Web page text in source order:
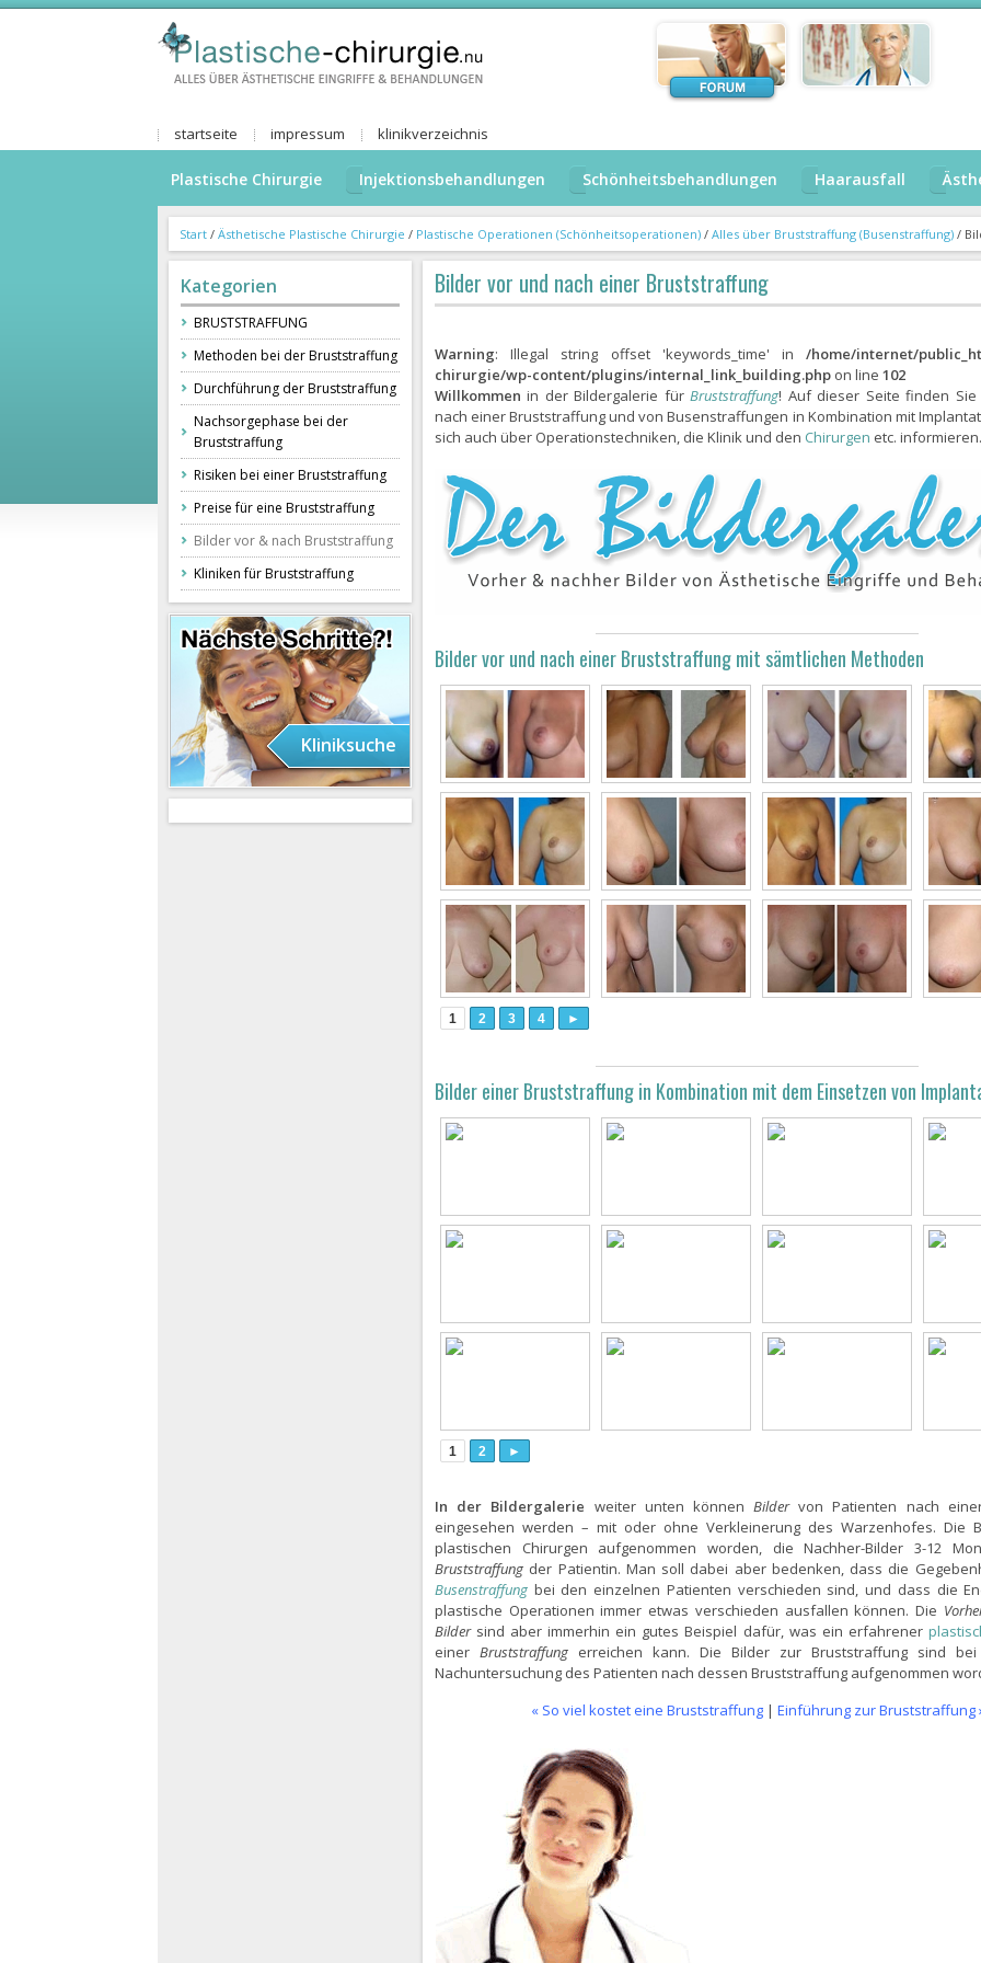
Bilder vor und nach einer Bruststraffung
Warning: Illegal string offset 'keywords_time' in /home/internet/
chirurgie/wp-content/plugins/internal_link_building.php on line 102
Willkommen in der Bildergalerie fürBruststraffung! Auf dieser Seite finden
nach einer Bruststraffung und von Busenstraffungen in Kombination mit
sich auch über Operationstechniken, die Klinik und den Chirurgen etc. informieren.
Bilder vor und nach einer Bruststraffung mit sämtlichen Methoden
1 2 3 4 ►
Bilder einer Bruststraffung in Kombination mit dem Einsetzen von
1 2 ►
In der Bildergalerie weiter unten könnenBildervon Patienten nach
eingesehen werden – mit oder ohne Verkleinerung des Warzenhofes. Die
plastischen Chirurgen aufgenommen worden, die Nachher-Bilder 3-12
Bruststraffung der Patientin. Man soll dabei aber bedenken, dass die
Busenstraffung bei den einzelnen Patienten verschieden sind, und dass die
plastische Operationen immer etwas verschieden ausfallen können. Die
Bildersind aber immerhin ein gutes Beispiel dafür, was ein erfahrener
einer Bruststraffung erreichen kann. Die Bilder zur Bruststraffung sind
Nachuntersuchung des Patienten nach dessen Bruststraffung aufgenommen
« So viel kostet eine Bruststraffung| Einführung zur Bruststraffung
Kategorien
BRUSTSTRAFFUNG
Methoden bei der Bruststraffung
Durchführung der Bruststraffung
Nachsorgephase bei der
Bruststraffung
Risiken bei einer Bruststraffung
Preise für eine Bruststraffung
Bilder vor & nach Bruststraffung
Kliniken für Bruststraffung
Kliniksuche
Start / Ästhetische Plastische Chirurgie / Plastische Operationen (Schönheitsoperationen) / Alles über Bruststraffung (Busenstraffung) /
startseite impressum klinikverzeichnis
Plastische Chirurgie Injektionsbehandlungen Schönheitsbehandlungen Haarausfall